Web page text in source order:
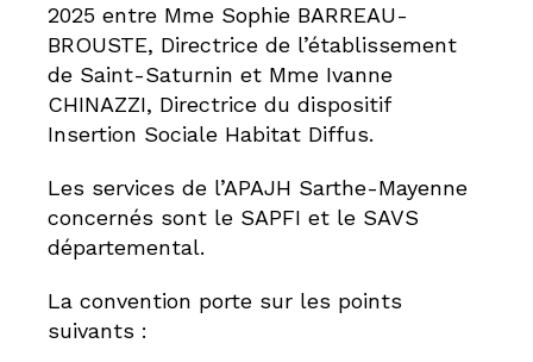
2025 entre Mme Sophie BARREAU-
BROUSTE, Directrice de l’établissement
de Saint-Saturnin et Mme Ivanne
CHINAZZI, Directrice du dispositif
Insertion Sociale Habitat Diffus.
Les services de l’APAJH Sarthe-Mayenne
concernés sont le SAPFI et le SAVS
départemental.
La convention porte sur les points
suivants :